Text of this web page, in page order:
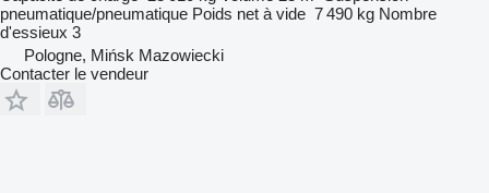
pneumatique/pneumatique Poids net à vide 7 490 kg Nombre
d'essieux 3
Pologne, Mińsk Mazowiecki
Contacter le vendeur